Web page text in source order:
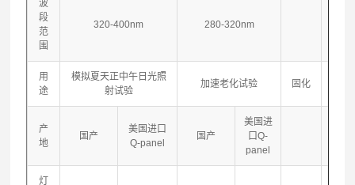
波
段
范
围
320-400nm 280-320nm
用
途
模拟夏天正中午日光照
射试验
加速老化试验 固化
产
地
国产
美国进口
Q-panel
国产
美国进
口Q-
panel
灯